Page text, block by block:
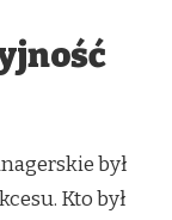
był
Kto był